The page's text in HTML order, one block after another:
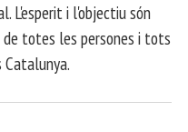
L'esperit i l'objectiu són
totes les persones i tots